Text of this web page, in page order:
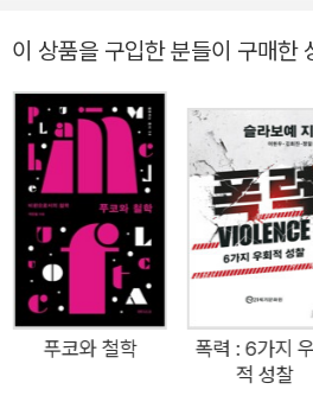
다. 생각이란 무엇이며, 인간의 생각은
이란 무엇인가Den Sinn des
함으로써 인간의 지위를 확고히 하려
책이다. 참신한 관점과 날카로운 통찰
철학자 마르쿠스 가브리엘은, 이 책에
각, 미각, 후각, 촉각과 마찬가지로 생
그에 따르면, 색깔은 시각으로, 소리
〈실재에 접근할 수 있는 감각〉, 곧
다. 우리의 생각감각은 진화의 산물이
화의 영향을 받아 형성되기 때문에 인
이 상품을 구입한 분들이 구매한
푸코와 철학
폭력 : 6가지
적 성찰